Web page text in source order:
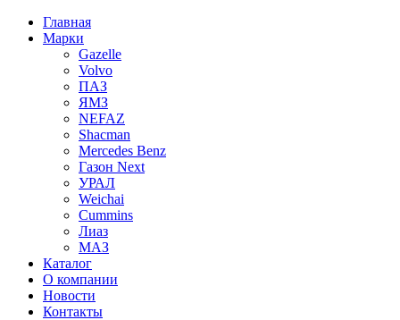
Главная
Марки
Gazelle
Volvo
ПАЗ
ЯМЗ
NEFAZ
Shacman
Mercedes Benz
Газон Next
УРАЛ
Weichai
Cummins
Лиаз
МАЗ
Каталог
О компании
Новости
Контакты